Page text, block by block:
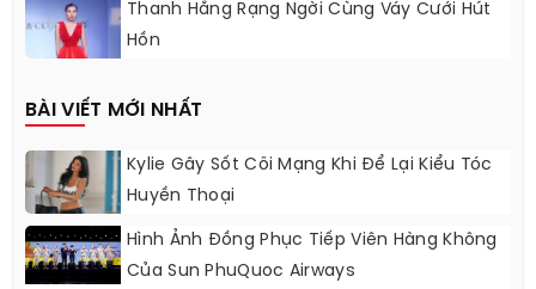
Thanh Hằng Rạng Ngời Cùng Váy Cưới Hút
Hồn
BÀI VIẾT MỚI NHẤT
Kylie Gây Sốt Cõi Mạng Khi Để Lại Kiểu Tóc
Huyền Thoại
Hình Ảnh Đồng Phục Tiếp Viên Hàng Không
Của Sun PhuQuoc Airways